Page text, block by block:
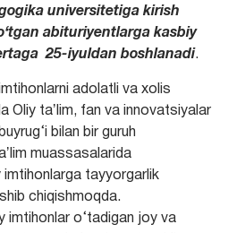
universitetiga kirish
abituriyentlarga kasbiy
25-iyuldan boshlanadi.
adolatli va xolis
Oliy taʼlim, fan va innovatsiyalar
bilan bir guruh
muassasalarida
imtihonlarga tayyorgarlik
chiqishmoqda.
imtihonlar o‘tadigan joy va